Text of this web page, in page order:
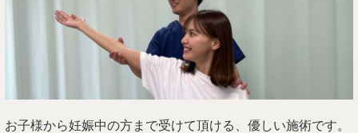
お子様から妊娠中の方まで受けて頂ける、優しい施術です。